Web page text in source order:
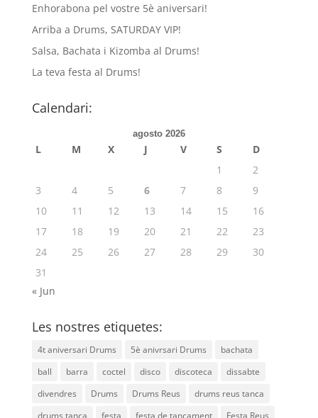
Enhorabona pel vostre 5è aniversari!
Arriba a Drums, SATURDAY VIP!
Salsa, Bachata i Kizomba al Drums!
La teva festa al Drums!
Calendari:
agosto 2026
L M X J V S
D
1
2
3
4 5 6 7 8
9
10
11 12 13 14 15
16
17
18 19 20 21 22
23
24
25 26 27 28 29
30
31
« Jun
Les nostres etiquetes:
4t aniversari Drums 5è anivrsari Drums
bachata
ball
barra coctel disco discoteca
dissabte
divendres
Drums Drums Reus
drums reus tanca
drums tanca
festa festa de tancament
Festa Reus